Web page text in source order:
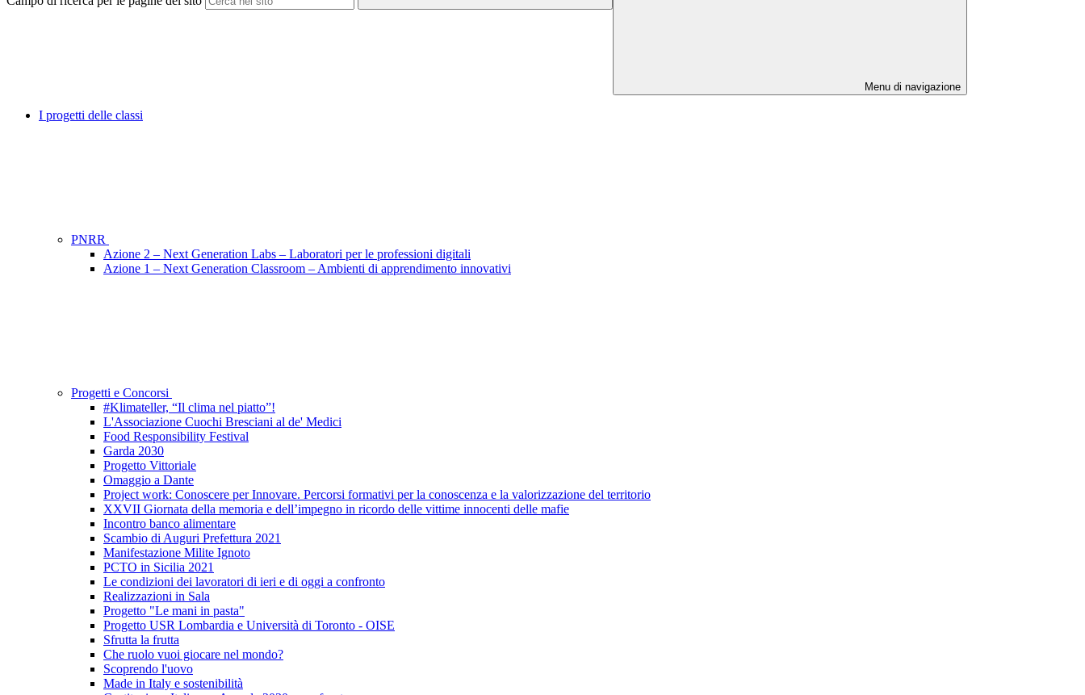
Menu di navigazione
I progetti delle classi
PNRR
Azione 2 – Next Generation Labs – Laboratori per le professioni digitali
Azione 1 – Next Generation Classroom – Ambienti di apprendimento innovativi
Progetti e Concorsi
#Klimateller, “Il clima nel piatto”!
L'Associazione Cuochi Bresciani al de' Medici
Food Responsibility Festival
Garda 2030
Progetto Vittoriale
Omaggio a Dante
Project work: Conoscere per Innovare. Percorsi formativi per la conoscenza e la valorizzazione del territorio
XXVII Giornata della memoria e dell’impegno in ricordo delle vittime innocenti delle mafie
Incontro banco alimentare
Scambio di Auguri Prefettura 2021
Manifestazione Milite Ignoto
PCTO in Sicilia 2021
Le condizioni dei lavoratori di ieri e di oggi a confronto
Realizzazioni in Sala
Progetto "Le mani in pasta"
Progetto USR Lombardia e Università di Toronto - OISE
Sfrutta la frutta
Che ruolo vuoi giocare nel mondo?
Scoprendo l'uovo
Made in Italy e sostenibilità